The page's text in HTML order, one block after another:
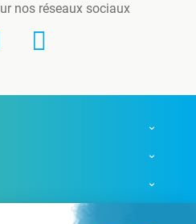
nos réseaux sociaux